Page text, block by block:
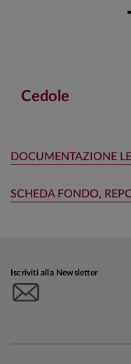
Cedole
DOCUMENTAZIONE
SCHEDA FONDO,
Iscriviti alla Newsletter